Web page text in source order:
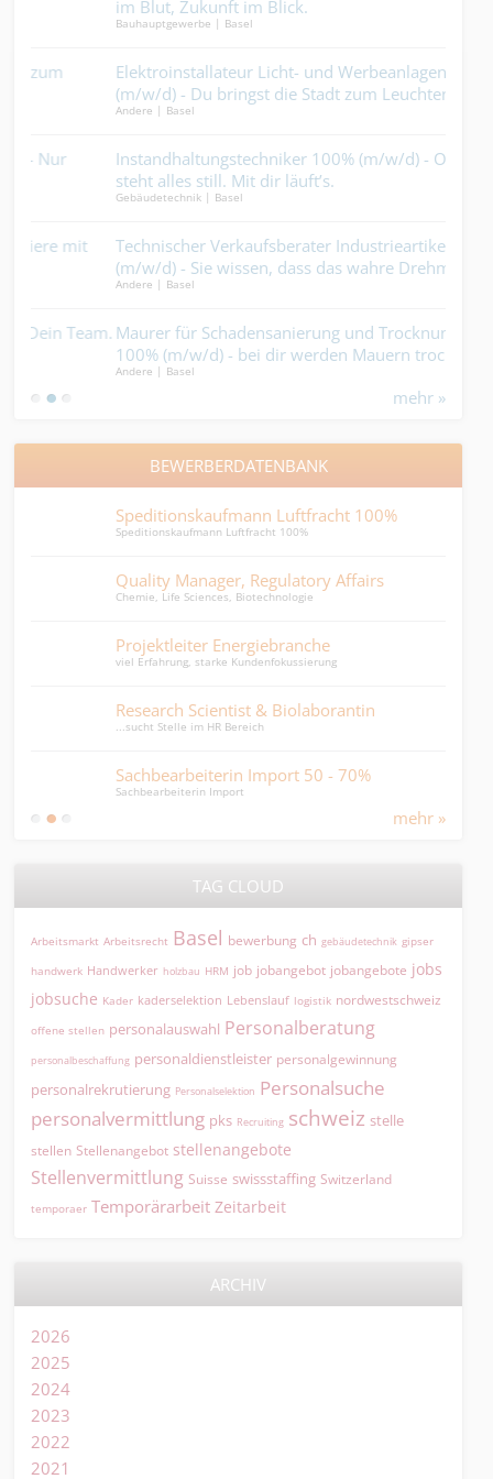
im Blut, Zukunft im Blick.
Bauhauptgewerbe | Basel
Elektroinstallateur Licht- und Werbeanlagen 100%
(m/w/d) - Du bringst die Stadt zum Leuchten....
Instandhaltungstechniker 100% (m/w/d) - Ohne dich
steht alles still. Mit dir läuft’s.
Gebäudetechnik | Basel
Technischer Verkaufsberater Industrieartikel 80-100%
(m/w/d) - Sie wissen, dass das wahre Drehmoment im
richtigen Wort zur richtigen Zeit liegt....
Maurer für Schadensanierung und Trocknungsarbeiten
100% (m/w/d) - bei dir werden Mauern trocken wie
mehr »
BEWERBERDATENBANK
Speditionskaufmann Luftfracht 100%
Speditionskaufmann Luftfracht 100%
Quality Manager, Regulatory Affairs
Chemie, Life Sciences, Biotechnologie
Projektleiter Energiebranche
viel Erfahrung, starke Kundenfokussierung
Research Scientist & Biolaborantin
...sucht Stelle im HR Bereich
Sachbearbeiterin Import 50 - 70%
Sachbearbeiterin Import
mehr »
TAG CLOUD
Arbeitsmarkt Arbeitsrecht Basel bewerbung ch gebäudetechnik gipser
handwerk Handwerker holzbau HRM job jobangebot jobangebote jobs
jobsuche Kader kaderselektion Lebenslauf logistik nordwestschweiz
offene stellen personalauswahl Personalberatung
personalbeschaffung personaldienstleister personalgewinnung
personalrekrutierung Personalselektion Personalsuche
personalvermittlung pks Recruiting schweiz stelle
stellen Stellenangebot stellenangebote
Stellenvermittlung Suisse swissstaffing Switzerland
temporaer Temporärarbeit Zeitarbeit
ARCHIV
2026
2025
2024
2023
2022
2021